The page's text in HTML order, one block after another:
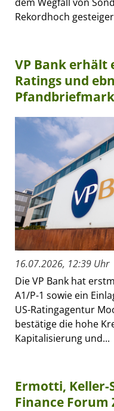
Rekordhoch
VP Bank erhält
Ratings und
16.07.2026, 12:39 Uhr
Die VP Bank hat
A1/P-1 sowie ein
US-Ratingagentur
bestätige die hohe
Kapitalisierung und...
Ermotti, Keller-
Finance Forum